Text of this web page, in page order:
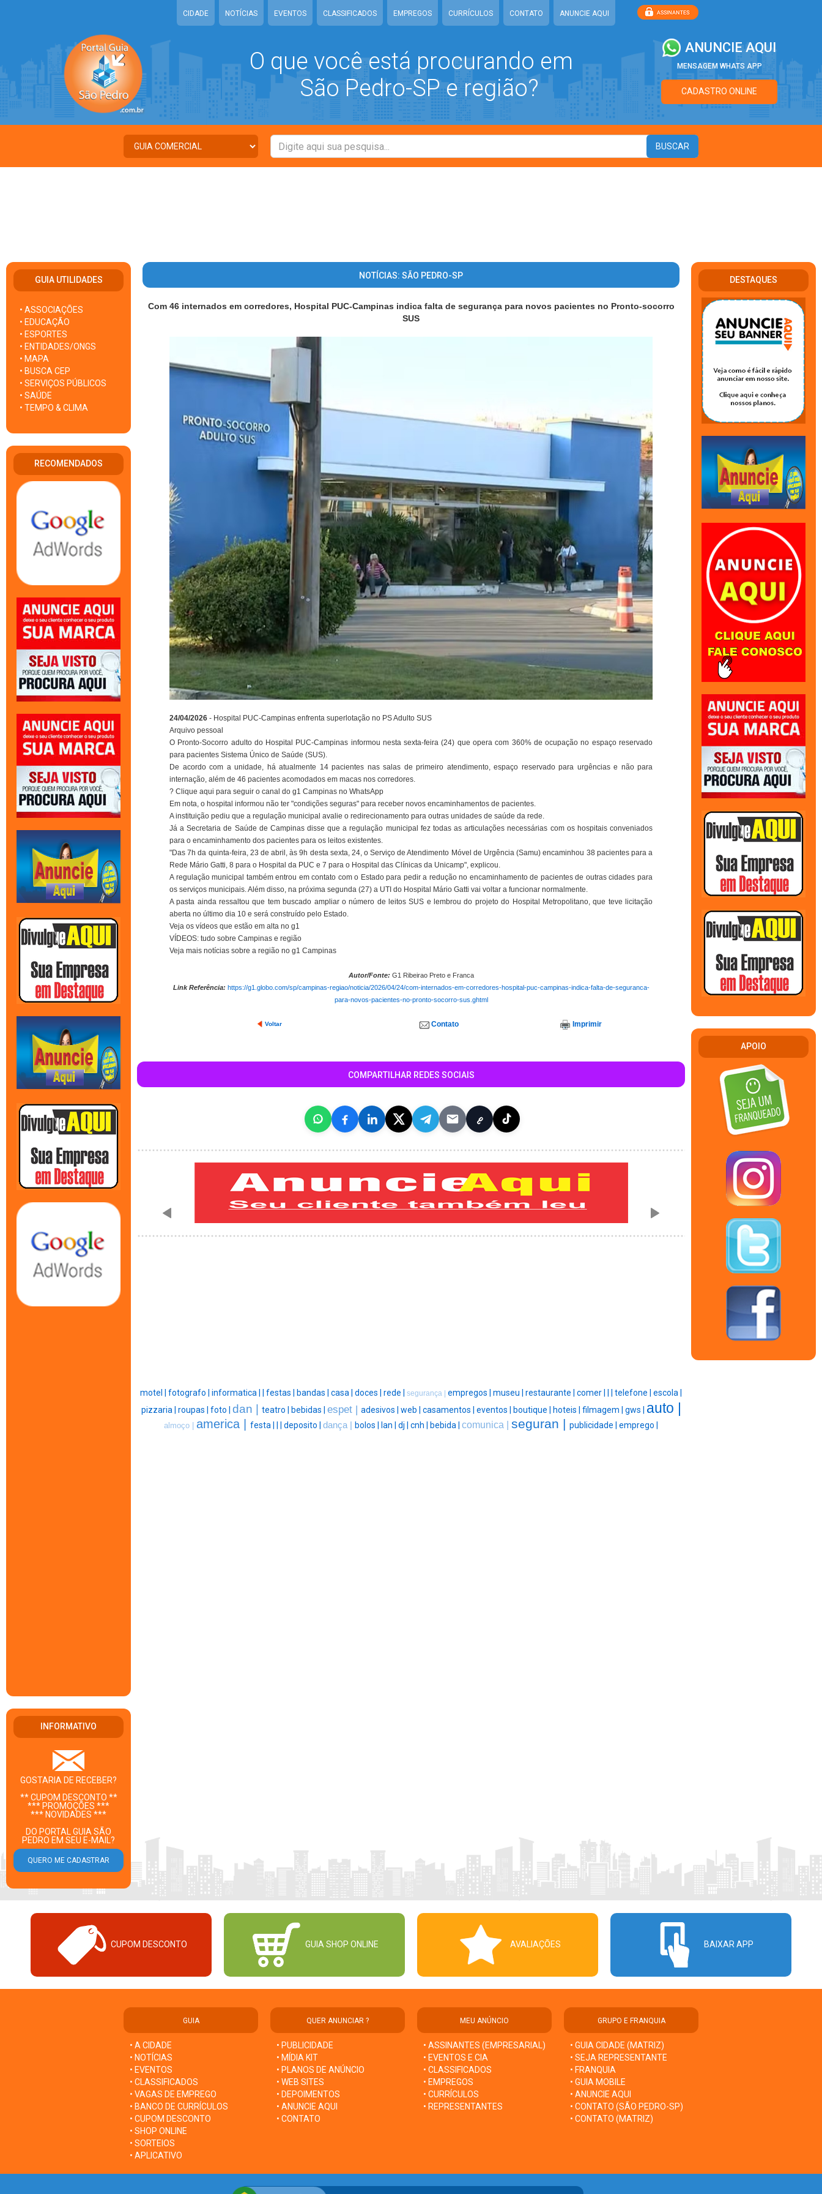
CIDADE NOTÍCIAS EVENTOS CLASSIFICADOS EMPREGOS CURRÍCULOS CONTATO ANUNCIE AQUI
O que você está procurando em
São Pedro-SP e região?
ANUNCIE AQUI
MENSAGEM WHATS APP
CADASTRO ONLINE
GUIA UTILIDADES
• ASSOCIAÇÕES
• EDUCAÇÃO
• ESPORTES
• ENTIDADES/ONGS
• MAPA
• BUSCA CEP
• SERVIÇOS PÚBLICOS
• SAÚDE
• TEMPO & CLIMA
RECOMENDADOS
INFORMATIVO
GOSTARIA DE RECEBER?
** CUPOM DESCONTO **
*** PROMOÇÕES ***
*** NOVIDADES ***
DO PORTAL GUIA SÃO
PEDRO EM SEU E-MAIL?
NOTÍCIAS: SÃO PEDRO-SP
Com 46 internados em corredores, Hospital PUC-Campinas indica falta de segurança para novos pacientes no Pronto-socorro
SUS
24/04/2026 - Hospital PUC-Campinas enfrenta superlotação no PS Adulto SUS
Arquivo pessoal
O Pronto-Socorro adulto do Hospital PUC-Campinas informou nesta sexta-feira (24) que opera com 360% de ocupação no espaço reservado
para pacientes Sistema Único de Saúde (SUS).
De acordo com a unidade, há atualmente 14 pacientes nas salas de primeiro atendimento, espaço reservado para urgências e não para
internação, além de 46 pacientes acomodados em macas nos corredores.
? Clique aqui para seguir o canal do g1 Campinas no WhatsApp
Em nota, o hospital informou não ter "condições seguras" para receber novos encaminhamentos de pacientes.
A instituição pediu que a regulação municipal avalie o redirecionamento para outras unidades de saúde da rede.
Já a Secretaria de Saúde de Campinas disse que a regulação municipal fez todas as articulações necessárias com os hospitais conveniados
para o encaminhamento dos pacientes para os leitos existentes.
"Das 7h da quinta-feira, 23 de abril, às 9h desta sexta, 24, o Serviço de Atendimento Móvel de Urgência (Samu) encaminhou 38 pacientes para a
Rede Mário Gatti, 8 para o Hospital da PUC e 7 para o Hospital das Clínicas da Unicamp", explicou.
A regulação municipal também entrou em contato com o Estado para pedir a redução no encaminhamento de pacientes de outras cidades para
os serviços municipais. Além disso, na próxima segunda (27) a UTI do Hospital Mário Gatti vai voltar a funcionar normalmente.
A pasta ainda ressaltou que tem buscado ampliar o número de leitos SUS e lembrou do projeto do Hospital Metropolitano, que teve licitação
aberta no último dia 10 e será construído pelo Estado.
Veja os vídeos que estão em alta no g1
VÍDEOS: tudo sobre Campinas e região
Veja mais notícias sobre a região no g1 Campinas
Autor/Fonte: G1 Ribeirao Preto e Franca
Link Referência: https://g1.globo.com/sp/campinas-regiao/noticia/2026/04/24/com-internados-em-corredores-hospital-puc-campinas-indica-falta-de-seguranca-
para-novos-pacientes-no-pronto-socorro-sus.ghtml
Voltar Contato Imprimir
COMPARTILHAR REDES SOCIAIS
motel | fotografo | informatica | festas | bandas | casa | doces | rede | segurança | empregos | museu | restaurante | comer | telefone | escola |
pizzaria | roupas | foto | dan | teatro | bebidas | espet | adesivos | web | casamentos | eventos | boutique | hoteis | filmagem | gws | auto |
almoço | america | festa | deposito | dança | bolos | lan | dj | cnh | bebida | comunica | seguran | publicidade | emprego |
DESTAQUES
APOIO
CUPOM DESCONTO GUIA SHOP ONLINE AVALIAÇÕES BAIXAR APP
GUIA
• A CIDADE
• NOTÍCIAS
• EVENTOS
• CLASSIFICADOS
• VAGAS DE EMPREGO
• BANCO DE CURRÍCULOS
• CUPOM DESCONTO
• SHOP ONLINE
• SORTEIOS
• APLICATIVO
QUER ANUNCIAR ?
• PUBLICIDADE
• MÍDIA KIT
• PLANOS DE ANÚNCIO
• WEB SITES
• DEPOIMENTOS
• ANUNCIE AQUI
• CONTATO
MEU ANÚNCIO
• ASSINANTES (EMPRESARIAL)
• EVENTOS E CIA
• CLASSIFICADOS
• EMPREGOS
• CURRÍCULOS
• REPRESENTANTES
GRUPO E FRANQUIA
• GUIA CIDADE (MATRIZ)
• SEJA REPRESENTANTE
• FRANQUIA
• GUIA MOBILE
• ANUNCIE AQUI
• CONTATO (SÃO PEDRO-SP)
• CONTATO (MATRIZ)